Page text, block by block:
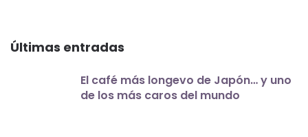
Últimas entradas
El café más longevo de Japón… y uno
de los más caros del mundo